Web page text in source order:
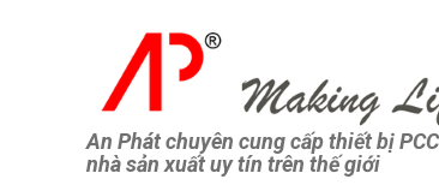
An Phát chuyên cung cấp thiết bị
nhà sản xuất uy tín trên thế giới